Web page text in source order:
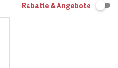
Rabatte & Angebote